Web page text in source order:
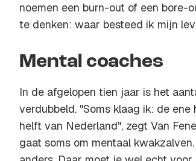
noemen een burn-out of een bore-
te denken: waar besteed ik mijn
Mental coaches
In de afgelopen tien jaar is het
verdubbeld. "Soms klaag ik: de
helft van Nederland", zegt Van
gaat soms om mentaal